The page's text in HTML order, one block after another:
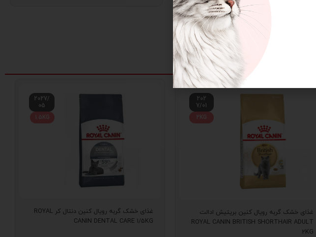
202
7/01
2KG
غذای خشک گربه رویال کنین بریتیش ادالت
ROYAL CANIN BRITISH SHORTHAIR ADULT
2KG
2027/
05
1.5KG
غذای خشک گربه رویال کنین دنتال کر ROYAL
CANIN DENTAL CARE 1/5KG